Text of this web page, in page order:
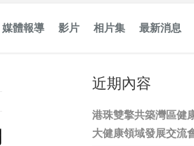
媒體報導 影片 相片集 最新消息
近期內容
港珠雙擎共築灣區健
大健康領域發展交流